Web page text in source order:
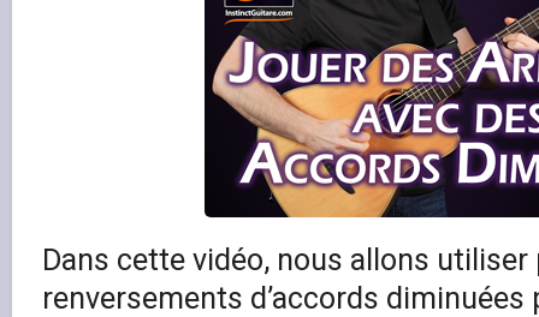
Dans cette vidéo, nous allons
renversements d’accords